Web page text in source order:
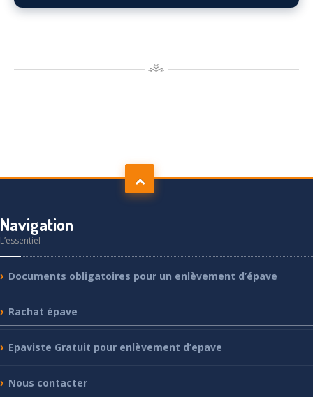
Navigation
L’essentiel
Documents obligatoires pour un enlèvement d’épave
Rachat épave
Epaviste Gratuit pour enlèvement d’epave
Nous contacter